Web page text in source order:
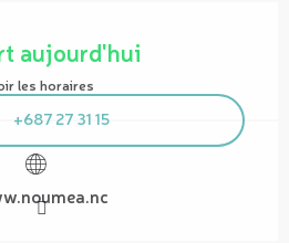
aujourd'hui
les horaires
+687 27 31 15